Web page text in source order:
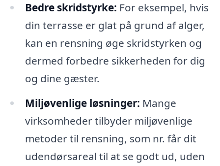
Bedre skridstyrke: For eksempel, hvis
din terrasse er glat på grund af alger,
kan en rensning øge skridstyrken og
dermed forbedre sikkerheden for dig
og dine gæster.
Miljøvenlige løsninger: Mange
virksomheder tilbyder miljøvenlige
metoder til rensning, som nr. får dit
udendørsareal til at se godt ud, uden